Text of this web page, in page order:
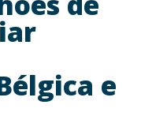
e